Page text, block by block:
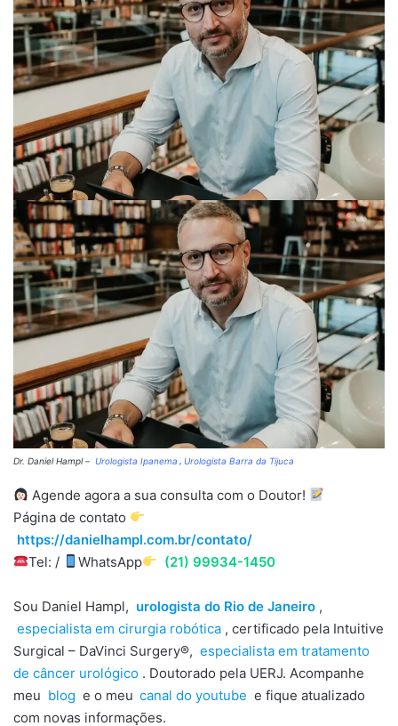
Dr. Daniel Hampl – Urologista Ipanema , Urologista Barra da Tijuca
Agende agora a sua consulta com o Doutor!
Página de contato
https://danielhampl.com.br/contato/
Tel: /
WhatsApp (21) 99934-1450
Sou Daniel Hampl, urologista do Rio de Janeiro ,
especialista em cirurgia robótica , certificado pela Intuitive
Surgical – DaVinci Surgery®, especialista em tratamento
de câncer urológico . Doutorado pela UERJ. Acompanhe
meu blog e o meu canal do youtube e fique atualizado
com novas informações.